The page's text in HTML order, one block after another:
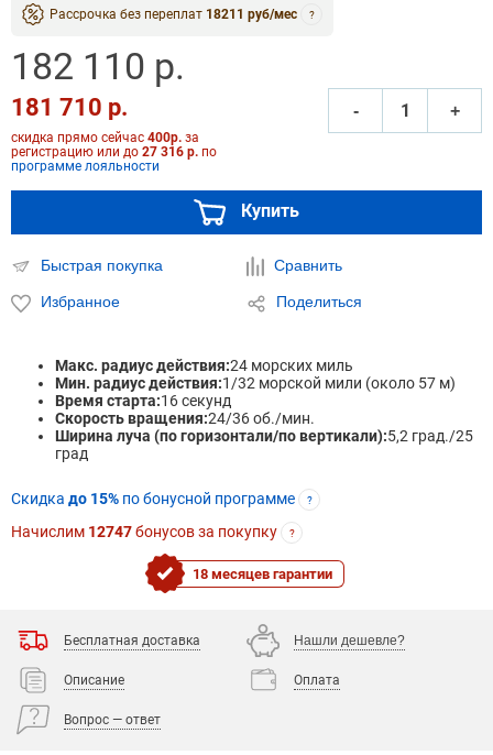
Рассрочка без переплат 18211 руб/мес ?
182 110 р.
181 710 р.
скидка прямо сейчас 400р. за
регистрацию или до 27 316 р. по
программе лояльности
‐ +
Купить
Быстрая покупка Сравнить
Избранное Поделиться
Макс. радиус действия:24 морских миль
Мин. радиус действия:1/32 морской мили (около 57 м)
Время старта:16 секунд
Скорость вращения:24/36 об./мин.
Ширина луча (по горизонтали/по вертикали):5,2 град./25
град
Скидка до 15% по бонусной программе ?
Начислим 12747бонусов за покупку ?
18 месяцев гарантии
Бесплатная доставка Нашли дешевле?
Описание Оплата
Вопрос — ответ